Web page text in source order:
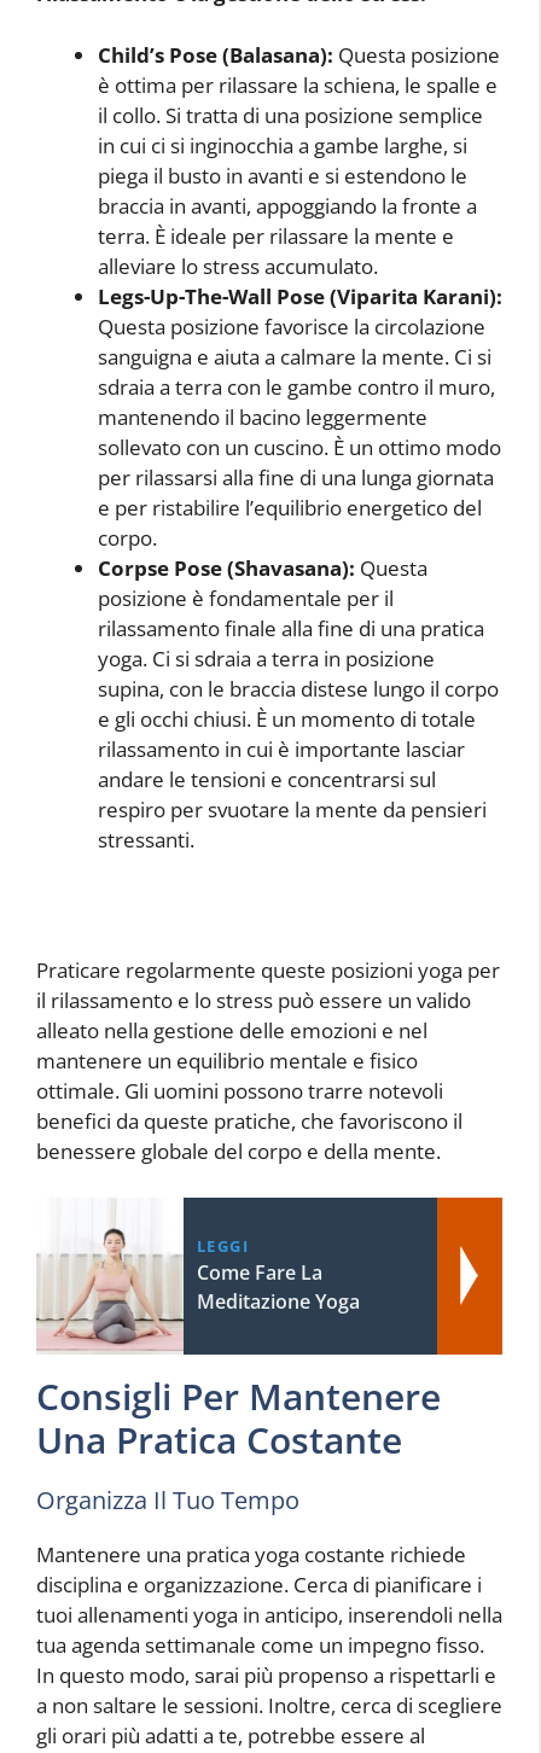
Child’s Pose (Balasana): Questa posizione
è ottima per rilassare la schiena, le spalle e
il collo. Si tratta di una posizione semplice
in cui ci si inginocchia a gambe larghe, si
piega il busto in avanti e si estendono le
braccia in avanti, appoggiando la fronte a
terra. È ideale per rilassare la mente e
alleviare lo stress accumulato.
Legs-Up-The-Wall Pose (Viparita Karani):
Questa posizione favorisce la circolazione
sanguigna e aiuta a calmare la mente. Ci si
sdraia a terra con le gambe contro il muro,
mantenendo il bacino leggermente
sollevato con un cuscino. È un ottimo modo
per rilassarsi alla fine di una lunga giornata
e per ristabilire l’equilibrio energetico del
corpo.
Corpse Pose (Shavasana): Questa
posizione è fondamentale per il
rilassamento finale alla fine di una pratica
yoga. Ci si sdraia a terra in posizione
supina, con le braccia distese lungo il corpo
e gli occhi chiusi. È un momento di totale
rilassamento in cui è importante lasciar
andare le tensioni e concentrarsi sul
respiro per svuotare la mente da pensieri
stressanti.
Praticare regolarmente queste posizioni yoga per
il rilassamento e lo stress può essere un valido
alleato nella gestione delle emozioni e nel
mantenere un equilibrio mentale e fisico
ottimale. Gli uomini possono trarre notevoli
benefici da queste pratiche, che favoriscono il
benessere globale del corpo e della mente.
LEGGI
Come Fare La
Meditazione Yoga
Consigli Per Mantenere
Una Pratica Costante
Organizza Il Tuo Tempo
Mantenere una pratica yoga costante richiede
disciplina e organizzazione. Cerca di pianificare i
tuoi allenamenti yoga in anticipo, inserendoli nella
tua agenda settimanale come un impegno fisso.
In questo modo, sarai più propenso a rispettarli e
a non saltare le sessioni. Inoltre, cerca di scegliere
gli orari più adatti a te, potrebbe essere al